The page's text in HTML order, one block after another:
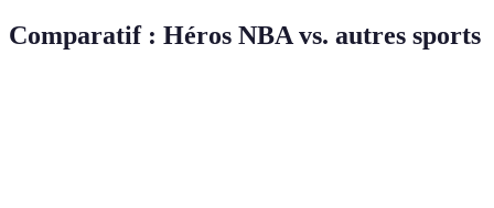
Comparatif : Héros NBA vs. autres sports